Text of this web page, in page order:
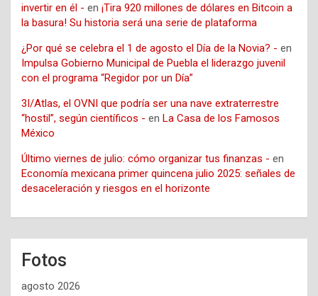
invertir en él - en ¡Tira 920 millones de dólares en Bitcoin a
la basura! Su historia será una serie de plataforma
¿Por qué se celebra el 1 de agosto el Día de la Novia? - en
Impulsa Gobierno Municipal de Puebla el liderazgo juvenil
con el programa “Regidor por un Día”
3I/Atlas, el OVNI que podría ser una nave extraterrestre
“hostil”, según científicos - en La Casa de los Famosos
México
Último viernes de julio: cómo organizar tus finanzas - en
Economía mexicana primer quincena julio 2025: señales de
desaceleración y riesgos en el horizonte
Fotos
agosto 2026